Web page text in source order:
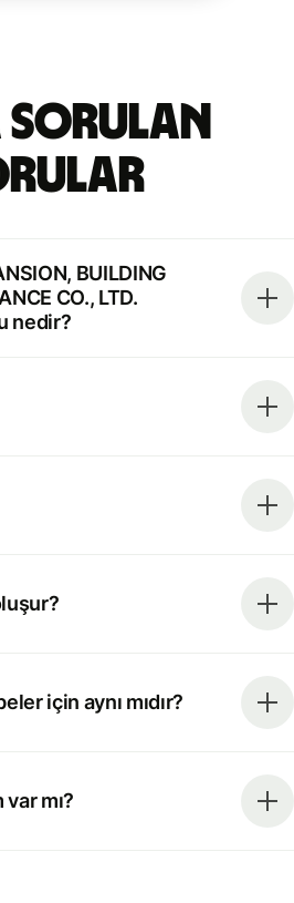
Sorulan
BUILDING
CO., LTD.
nedir?
için aynı mıdır?
mı?